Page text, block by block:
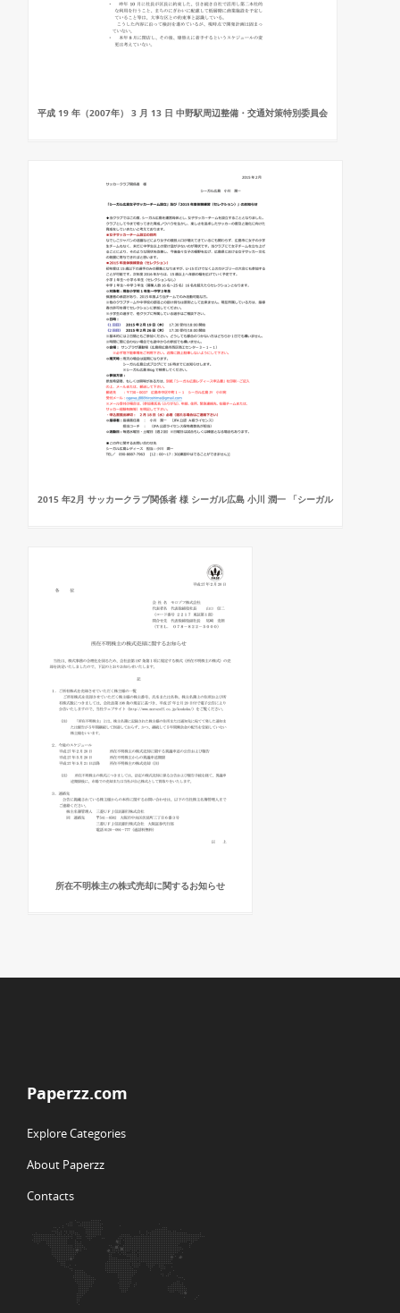
平成 19 年（2007年） 3 月 13 日 中野駅周辺整備・交通対策特別委員会
2015 年2月 サッカークラブ関係者 様 シーガル広島 小川 潤一 「シーガル
所在不明株主の株式売却に関するお知らせ
Paperzz.com
Explore Categories
About Paperzz
Contacts